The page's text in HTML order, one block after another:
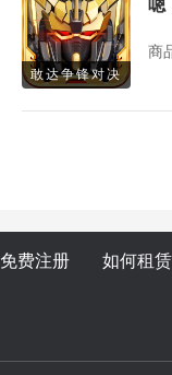
敢达争锋对决
嗯
商
免费注册 如何租赁